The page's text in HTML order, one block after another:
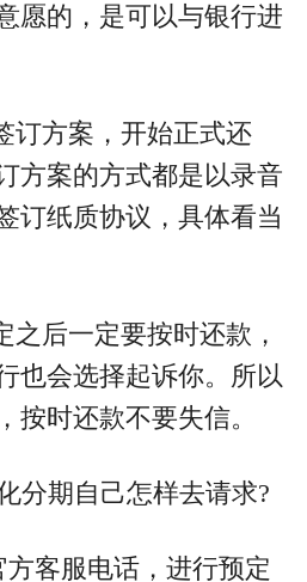
愿的，是可以与银行进
订方案，开始正式还
方案的方式都是以录音
订纸质协议，具体看当
之后一定要按时还款，
也会选择起诉你。所以
按时还款不要失信。
分期自己怎样去请求?
方客服电话，进行预定